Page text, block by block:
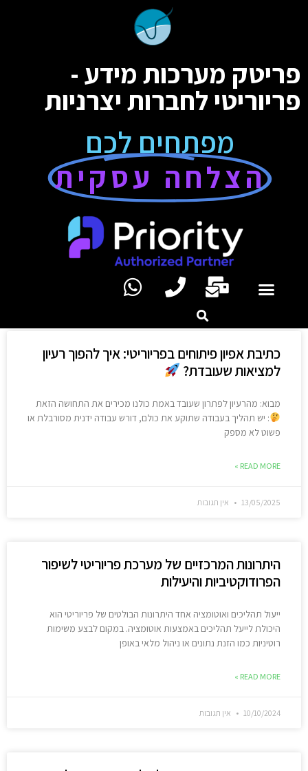
פריטק מערכות מידע -
פריוריטי לחברות יצרניות
מפתחים לכם
הצלחה עסקית
כתיבת אפיון פיתוחים בפריוריטי: איך להפוך רעיון
למציאות שעובדת?
מבוא: מהרעיון לפתרון שעובד באמת כולנו מכירים את התחושה הזאת
: יש תהליך בעבודה שתוקע את כולם, דורש עבודה ידנית מסורבלת או
פשוט לא מספק
READ MORE »
13/05/2025 אין תגובות
היתרונות המרכזיים של מערכת פריוריטי לשיפור
הפרודוקטיביות והיעילות
ייעול תהליכים ואוטומציה אחד היתרונות הבולטים של פריוריטי הוא
היכולת לייעל תהליכים באמצעות אוטומציה. במקום לבצע משימות
רוטיניות כמו הזנת נתונים או ניהול מלאי באופן
READ MORE »
10/10/2024 אין תגובות